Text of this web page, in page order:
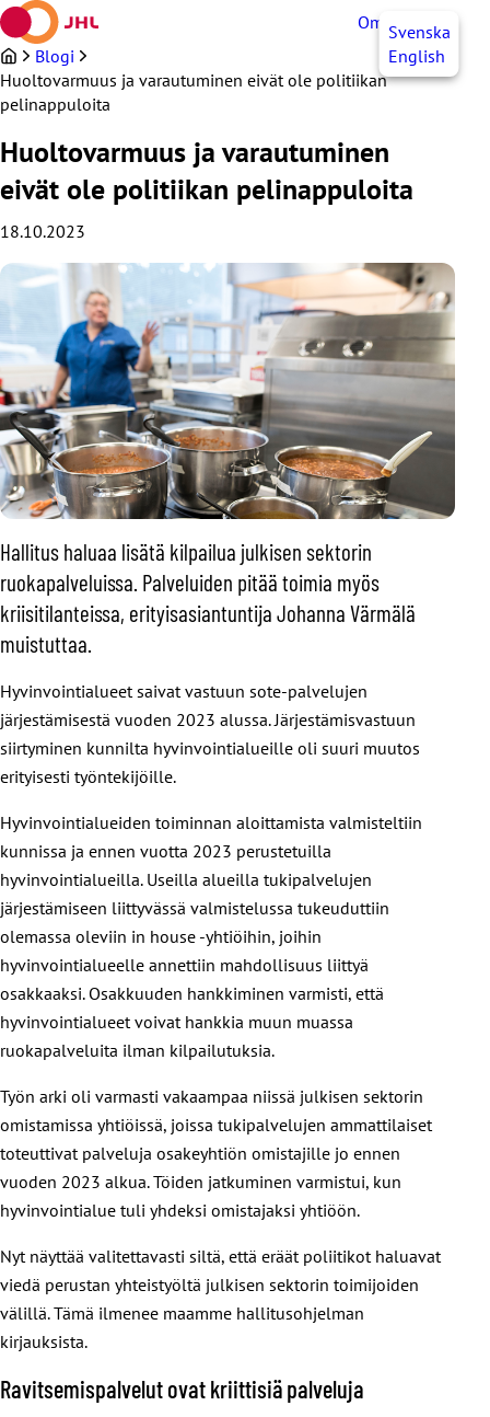
Siirry
sisältöön
OmaJHLSvenska
English
Blogi
Huoltovarmuus ja varautuminen eivät ole politiikan
pelinappuloita
Huoltovarmuus ja varautuminen
eivät ole politiikan pelinappuloita
18.10.2023
Hallitus haluaa lisätä kilpailua julkisen sektorin
ruokapalveluissa. Palveluiden pitää toimia myös
kriisitilanteissa, erityisasiantuntija Johanna Värmälä
muistuttaa.
Hyvinvointialueet saivat vastuun sote-palvelujen
järjestämisestä vuoden 2023 alussa. Järjestämisvastuun
siirtyminen kunnilta hyvinvointialueille oli suuri muutos
erityisesti työntekijöille.
Hyvinvointialueiden toiminnan aloittamista valmisteltiin
kunnissa ja ennen vuotta 2023 perustetuilla
hyvinvointialueilla. Useilla alueilla tukipalvelujen
järjestämiseen liittyvässä valmistelussa tukeuduttiin
olemassa oleviin in house -yhtiöihin, joihin
hyvinvointialueelle annettiin mahdollisuus liittyä
osakkaaksi. Osakkuuden hankkiminen varmisti, että
hyvinvointialueet voivat hankkia muun muassa
ruokapalveluita ilman kilpailutuksia.
Työn arki oli varmasti vakaampaa niissä julkisen sektorin
omistamissa yhtiöissä, joissa tukipalvelujen ammattilaiset
toteuttivat palveluja osakeyhtiön omistajille jo ennen
vuoden 2023 alkua. Töiden jatkuminen varmistui, kun
hyvinvointialue tuli yhdeksi omistajaksi yhtiöön.
Nyt näyttää valitettavasti siltä, että eräät poliitikot haluavat
viedä perustan yhteistyöltä julkisen sektorin toimijoiden
välillä. Tämä ilmenee maamme hallitusohjelman
kirjauksista.
Ravitsemispalvelut ovat kriittisiä palveluja